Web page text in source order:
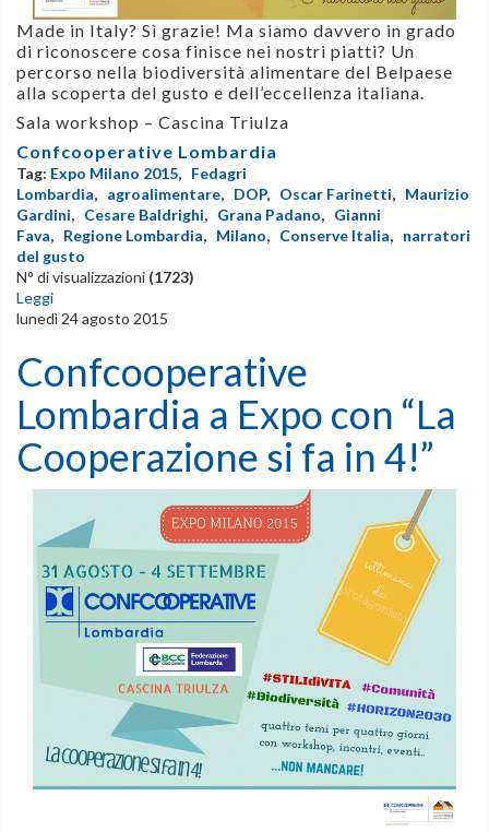
Made in Italy? Sì grazie! Ma siamo davvero in grado
di riconoscere cosa finisce nei nostri piatti? Un
percorso nella biodiversità alimentare del Belpaese
alla scoperta del gusto e dell’eccellenza italiana.
Sala workshop – Cascina Triulza
Confcooperative Lombardia
Tag: Expo Milano 2015, Fedagri
Lombardia, agroalimentare, DOP, Oscar Farinetti, Maurizio
Gardini, Cesare Baldrighi, Grana Padano, Gianni
Fava, Regione Lombardia, Milano, Conserve Italia, narratori
del gusto
N° di visualizzazioni (1723)
Leggi
lunedì 24 agosto 2015
Confcooperative
Lombardia a Expo con “La
Cooperazione si fa in 4!”